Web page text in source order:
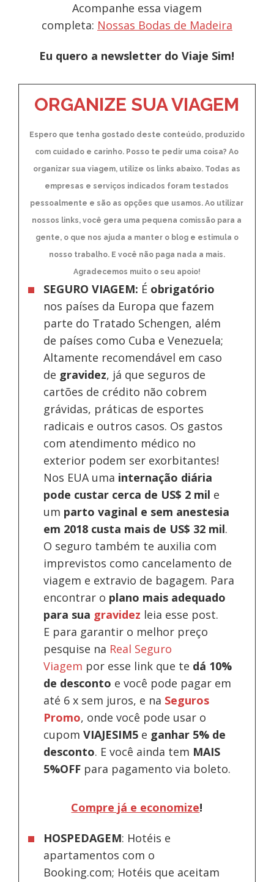
Acompanhe essa viagem
completa: Nossas Bodas de Madeira
Eu quero a newsletter do Viaje Sim!
ORGANIZE SUA VIAGEM
Espero que tenha gostado deste conteúdo, produzido
com cuidado e carinho. Posso te pedir uma coisa? Ao
organizar sua viagem, utilize os links abaixo. Todas as
empresas e serviços indicados foram testados
pessoalmente e são as opções que usamos. Ao utilizar
nossos links, você gera uma pequena comissão para a
gente, o que nos ajuda a manter o blog e estimula o
nosso trabalho. E você não paga nada a mais.
Agradecemos muito o seu apoio!
SEGURO VIAGEM: É obrigatório
nos países da Europa que fazem
parte do Tratado Schengen, além
de países como Cuba e Venezuela;
Altamente recomendável em caso
de gravidez, já que seguros de
cartões de crédito não cobrem
grávidas, práticas de esportes
radicais e outros casos. Os gastos
com atendimento médico no
exterior podem ser exorbitantes!
Nos EUA uma internação diária
pode custar cerca de US$ 2 mil e
um parto vaginal e sem anestesia
em 2018 custa mais de US$ 32 mil.
O seguro também te auxilia com
imprevistos como cancelamento de
viagem e extravio de bagagem. Para
encontrar o plano mais adequado
para sua gravidez leia esse post.
E para garantir o melhor preço
pesquise na Real Seguro
Viagem por esse link que te dá 10%
de desconto e você pode pagar em
até 6 x sem juros, e na Seguros
Promo, onde você pode usar o
cupomVIAJESIM5 e ganhar 5% de
desconto. E você ainda tem MAIS
5%OFF para pagamento via boleto.
Compre já e economize!
HOSPEDAGEM: Hotéis e
apartamentos com o
Booking.com; Hotéis que aceitam